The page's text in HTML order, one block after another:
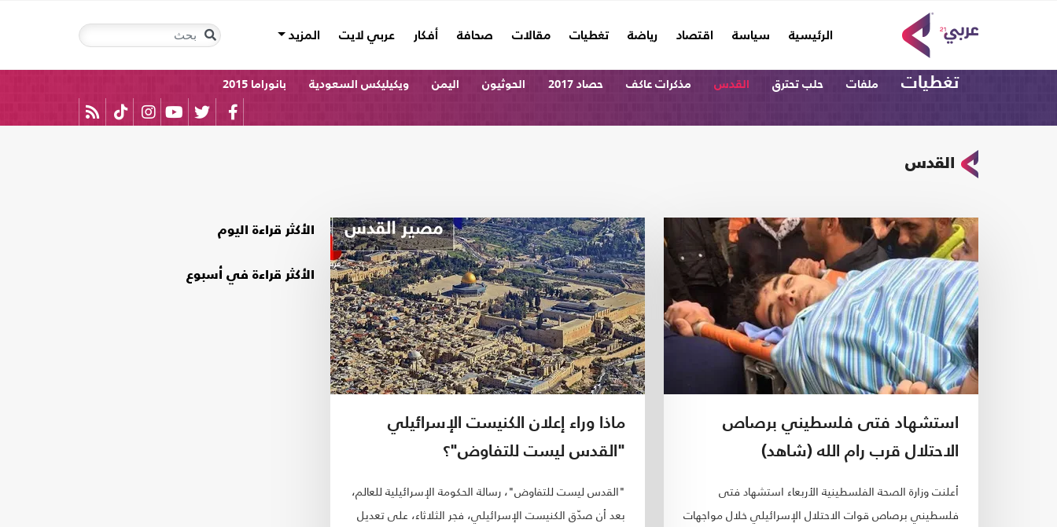
الرئيسية
(current) سياسة اقتصاد رياضة تغطيات مقالات صحافة أفكار عربي لايت المزيد
تغطيات ملفات حلب تحترق القدس مذكرات عاكف حصاد 2017 الحوثيون اليمن ويكيليكس السعودية بانوراما 2015
القدس
استشهاد فتى فلسطيني برصاص
الاحتلال قرب رام الله (شاهد)
أعلنت وزارة الصحة الفلسطينية الأربعاء استشهاد فتى
فلسطيني برصاص قوات الاحتلال الإسرائيلي خلال مواجهات
ماذا وراء إعلان الكنيست الإسرائيلي
"القدس ليست للتفاوض"؟
"القدس ليست للتفاوض"، رسالة الحكومة الإسرائيلية للعالم،
بعد أن صدّق الكنيست الإسرائيلي، فجر الثلاثاء، على تعديل
الأكثر قراءة اليوم
الأكثر قراءة في أسبوع